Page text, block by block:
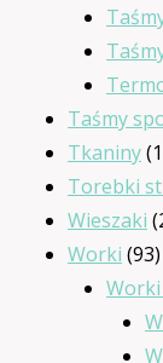
Taśmy
Tkaniny
Torebki
Wieszaki
Worki 9393